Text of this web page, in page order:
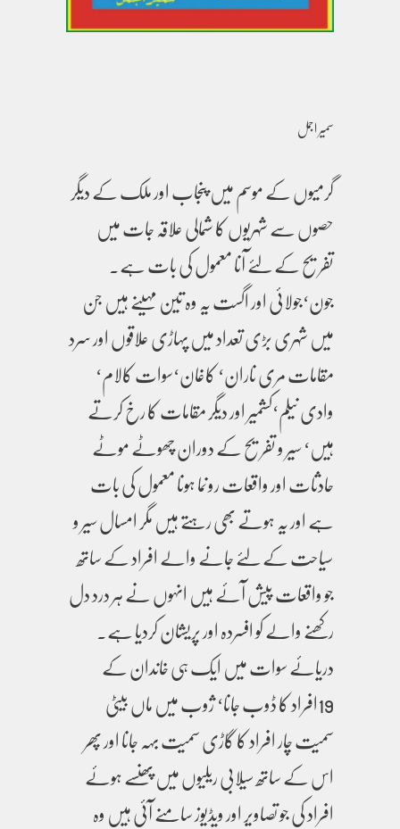
سمیر اجمل
گرمیوں کے موسم میں پنجاب اور ملک کے دیگر
حصوں سے شہریوں کا شمالی علاقہ جات میں
تفریح کے لئے آنا معمول کی بات ہے۔
جون‘جولائی اور اگست یہ وہ تین مہینے ہیں جن
میں شہری بڑی تعداد میں پہاڑی علاقوں اور سرد
مقامات مری ناران‘ کاغان‘سوات کالام‘
وادی نیلم‘کشمیر اور دیگر مقامات کا رخ کرتے
ہیں‘ سیر و تفریح کے دوران چھوٹے موٹے
حادثات اور واقعات رونما ہونا معمول کی بات
ہے اور یہ ہوتے بھی رہتے ہیں مگر امسال سیر و
سیاحت کے لئے جانے والے افراد کے ساتھ
جو واقعات پیش آئے ہیں انہوں نے ہر درد دل
رکھنے والے کو افسردہ اور پریشان کردیا ہے۔
دریائے سوات میں ایک ہی خاندان کے
19افراد کا ڈوب جانا‘ ژوب میں ماں بیٹی
سمیت چار افراد کا گاڑی سمیت بہہ جانا اور پھر
اس کے ساتھ سیلابی ریلیوں میں پھنسے ہوئے
افراد کی جو تصاویر اور ویڈیوز سامنے آئی ہیں وہ